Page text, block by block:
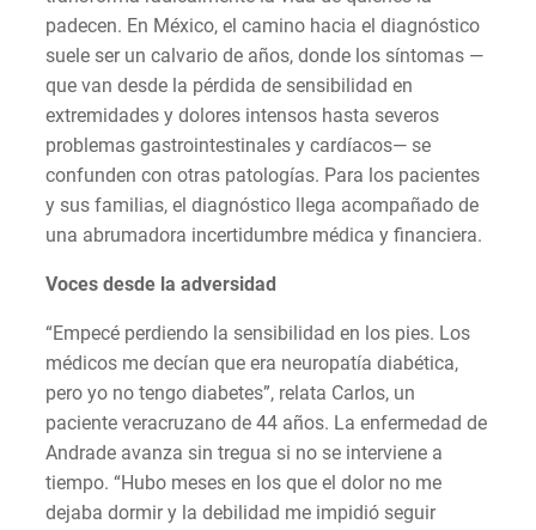
padecen. En México, el camino hacia el diagnóstico
suele ser un calvario de años, donde los síntomas —
que van desde la pérdida de sensibilidad en
extremidades y dolores intensos hasta severos
problemas gastrointestinales y cardíacos— se
confunden con otras patologías. Para los pacientes
y sus familias, el diagnóstico llega acompañado de
una abrumadora incertidumbre médica y financiera.
Voces desde la adversidad
“Empecé perdiendo la sensibilidad en los pies. Los
médicos me decían que era neuropatía diabética,
pero yo no tengo diabetes”, relata Carlos, un
paciente veracruzano de 44 años. La enfermedad de
Andrade avanza sin tregua si no se interviene a
tiempo. “Hubo meses en los que el dolor no me
dejaba dormir y la debilidad me impidió seguir